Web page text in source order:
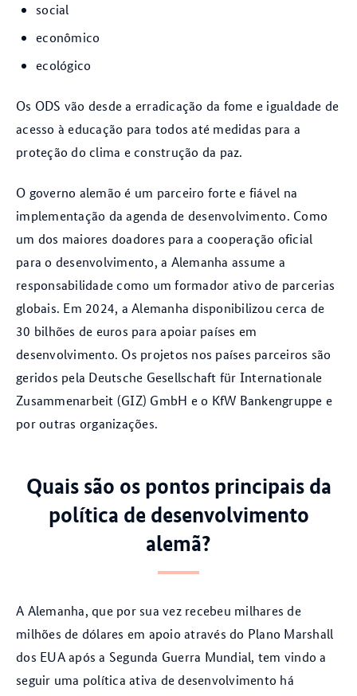
social
econômico
ecológico
Os ODS vão desde a erradicação da fome e igualdade de
acesso à educação para todos até medidas para a
proteção do clima e construção da paz.
O governo alemão é um parceiro forte e fiável na
implementação da agenda de desenvolvimento. Como
um dos maiores doadores para a cooperação oficial
para o desenvolvimento, a Alemanha assume a
responsabilidade como um formador ativo de parcerias
globais. Em 2024, a Alemanha disponibilizou cerca de
30 bilhões de euros para apoiar países em
desenvolvimento. Os projetos nos países parceiros são
geridos pela Deutsche Gesellschaft für Internationale
Zusammenarbeit (GIZ) GmbH e o KfW Bankengruppe e
por outras organizações.
Quais são os pontos principais da
política de desenvolvimento
alemã?
A Alemanha, que por sua vez recebeu milhares de
milhões de dólares em apoio através do Plano Marshall
dos EUA após a Segunda Guerra Mundial, tem vindo a
seguir uma política ativa de desenvolvimento há